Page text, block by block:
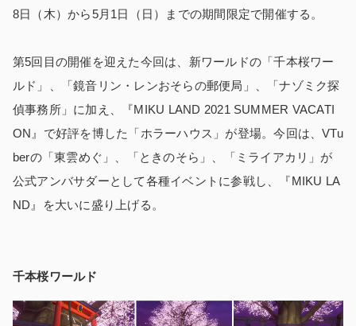
8日（木）から5月1日（日）までの期間限定で開催する。
第5回目の開催を迎えた今回は、新ワールドの「千本桜ワー
ルド」、「鏡音リン・レンおそらの郵便局」、「ナゾミク探
偵事務所」に加え、『MIKU LAND 2021 SUMMER VACATI
ON』で好評を博した「ホラーハウス」が登場。今回は、VTu
berの「東雲めぐ」、「ときのそら」、「ミライアカリ」が
公式アンバサダーとして各種イベントに参戦し、『MIKU LA
ND』を大いに盛り上げる。
千本桜ワールド